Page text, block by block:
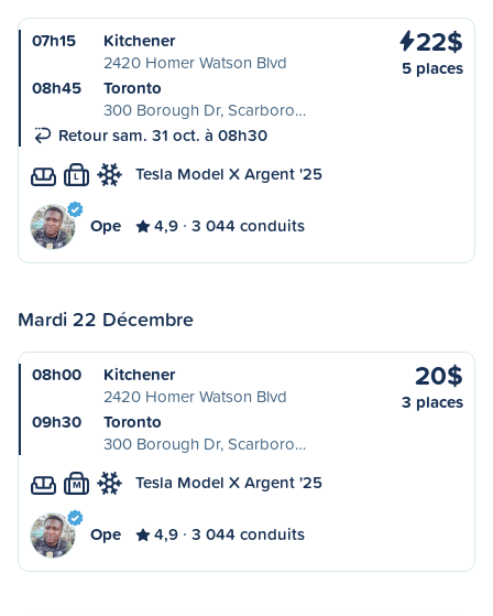
07h15
Kitchener
2420 Homer Watson Blvd
08h45
Toronto
300 Borough Dr, Scarboro…
Retour sam. 31 oct. à 08h30
22$
5 places
L Tesla Model X Argent '25
Ope 4,9 3 044 conduits
Mardi 22 Décembre
08h00
Kitchener
2420 Homer Watson Blvd
09h30
Toronto
300 Borough Dr, Scarboro…
20$
3 places
M Tesla Model X Argent '25
Ope 4,9 3 044 conduits